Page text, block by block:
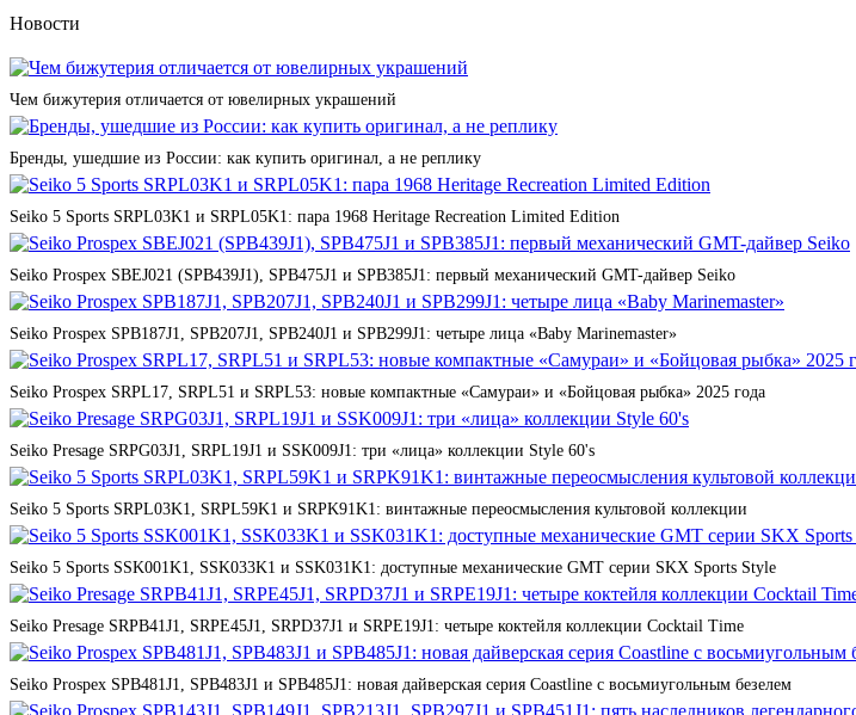
Новости
Чем бижутерия отличается от ювелирных украшений
Бренды, ушедшие из России: как купить оригинал, а не реплику
Seiko 5 Sports SRPL03K1 и SRPL05K1: пара 1968 Heritage Recreation Limited Edition
Seiko Prospex SBEJ021 (SPB439J1), SPB475J1 и SPB385J1: первый механический GMT-дайвер Seiko
Seiko Prospex SPB187J1, SPB207J1, SPB240J1 и SPB299J1: четыре лица «Baby Marinemaster»
Seiko Prospex SRPL17, SRPL51 и SRPL53: новые компактные «Самураи» и «Бойцовая рыбка» 2025 года
Seiko Presage SRPG03J1, SRPL19J1 и SSK009J1: три «лица» коллекции Style 60's
Seiko 5 Sports SRPL03K1, SRPL59K1 и SRPK91K1: винтажные переосмысления культовой коллекции
Seiko 5 Sports SSK001K1, SSK033K1 и SSK031K1: доступные механические GMT серии SKX Sports Style
Seiko Presage SRPB41J1, SRPE45J1, SRPD37J1 и SRPE19J1: четыре коктейля коллекции Cocktail Time
Seiko Prospex SPB481J1, SPB483J1 и SPB485J1: новая дайверская серия Coastline с восьмиугольным безелем